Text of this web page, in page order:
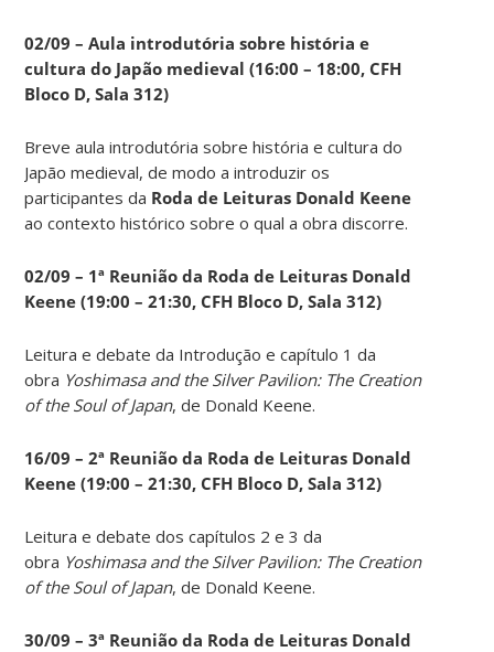
02/09 – Aula introdutória sobre história e
cultura do Japão medieval (16:00 – 18:00, CFH
Bloco D, Sala 312)
Breve aula introdutória sobre história e cultura do
Japão medieval, de modo a introduzir os
participantes da Roda de Leituras Donald Keene
ao contexto histórico sobre o qual a obra discorre.
02/09 – 1ª Reunião da Roda de Leituras Donald
Keene (19:00 – 21:30, CFH Bloco D, Sala 312)
Leitura e debate da Introdução e capítulo 1 da
obra Yoshimasa and the Silver Pavilion: The Creation
of the Soul of Japan, de Donald Keene.
16/09 – 2ª Reunião da Roda de Leituras Donald
Keene (19:00 – 21:30, CFH Bloco D, Sala 312)
Leitura e debate dos capítulos 2 e 3 da
obra Yoshimasa and the Silver Pavilion: The Creation
of the Soul of Japan, de Donald Keene.
30/09 – 3ª Reunião da Roda de Leituras Donald